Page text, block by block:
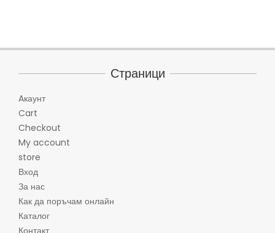
Страници
Aкаунт
Cart
Checkout
My account
store
Вход
За нас
Как да поръчам онлайн
Каталог